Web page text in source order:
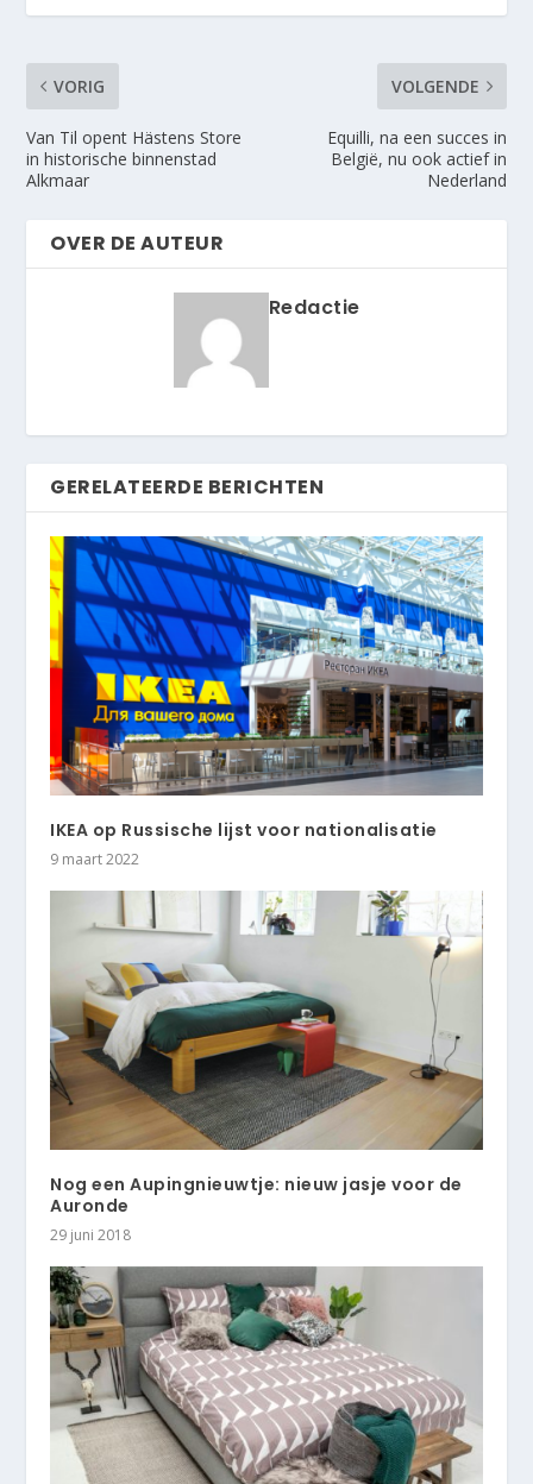
VORIG
Van Til opent Hästens Store
in historische binnenstad
Alkmaar
VOLGENDE
Equilli, na een succes in
België, nu ook actief in
Nederland
OVER DE AUTEUR
Redactie
GERELATEERDE BERICHTEN
IKEA op Russische lijst voor nationalisatie
9 maart 2022
Nog een Aupingnieuwtje: nieuw jasje voor de
Auronde
29 juni 2018